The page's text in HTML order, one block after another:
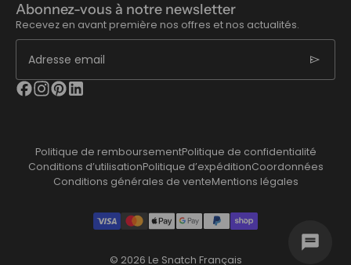
Adresse email send
Recevez en avant première nos offres et nos actualités.
Abonnez-vous à notre newsletter
Politique de remboursementPolitique de confidentialité
Conditions d’utilisationPolitique d’expéditionCoordonnées
Conditions générales de venteMentions légales
© 2026 Le Snatch Français